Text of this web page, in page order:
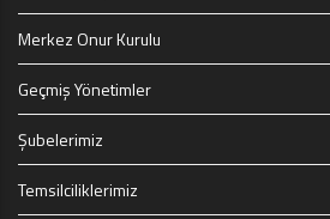
Merkez Onur Kurulu
Geçmiş Yönetimler
Şubelerimiz
Temsilciliklerimiz